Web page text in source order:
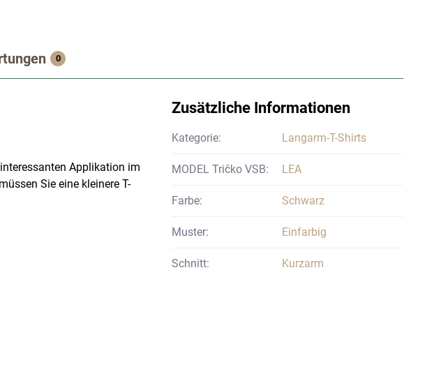
0
Applikation im
Sie eine kleinere T-
Zusätzliche Informationen
Kategorie: Langarm-T-Shirts
MODEL Tričko VSB: LEA
Farbe: Schwarz
Muster: Einfarbig
Schnitt: Kurzarm